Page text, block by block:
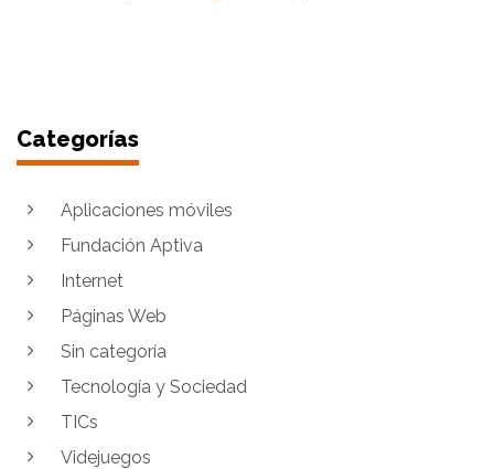
Categorías
Aplicaciones móviles
Fundación Aptiva
Internet
Páginas Web
Sin categoría
Tecnología y Sociedad
TICs
Videjuegos